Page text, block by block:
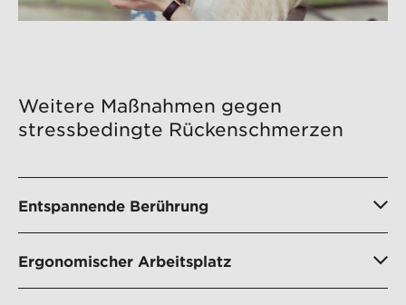
Weitere Maßnahmen gegen
stressbedingte Rückenschmerzen
Entspannende Berührung
Ergonomischer Arbeitsplatz